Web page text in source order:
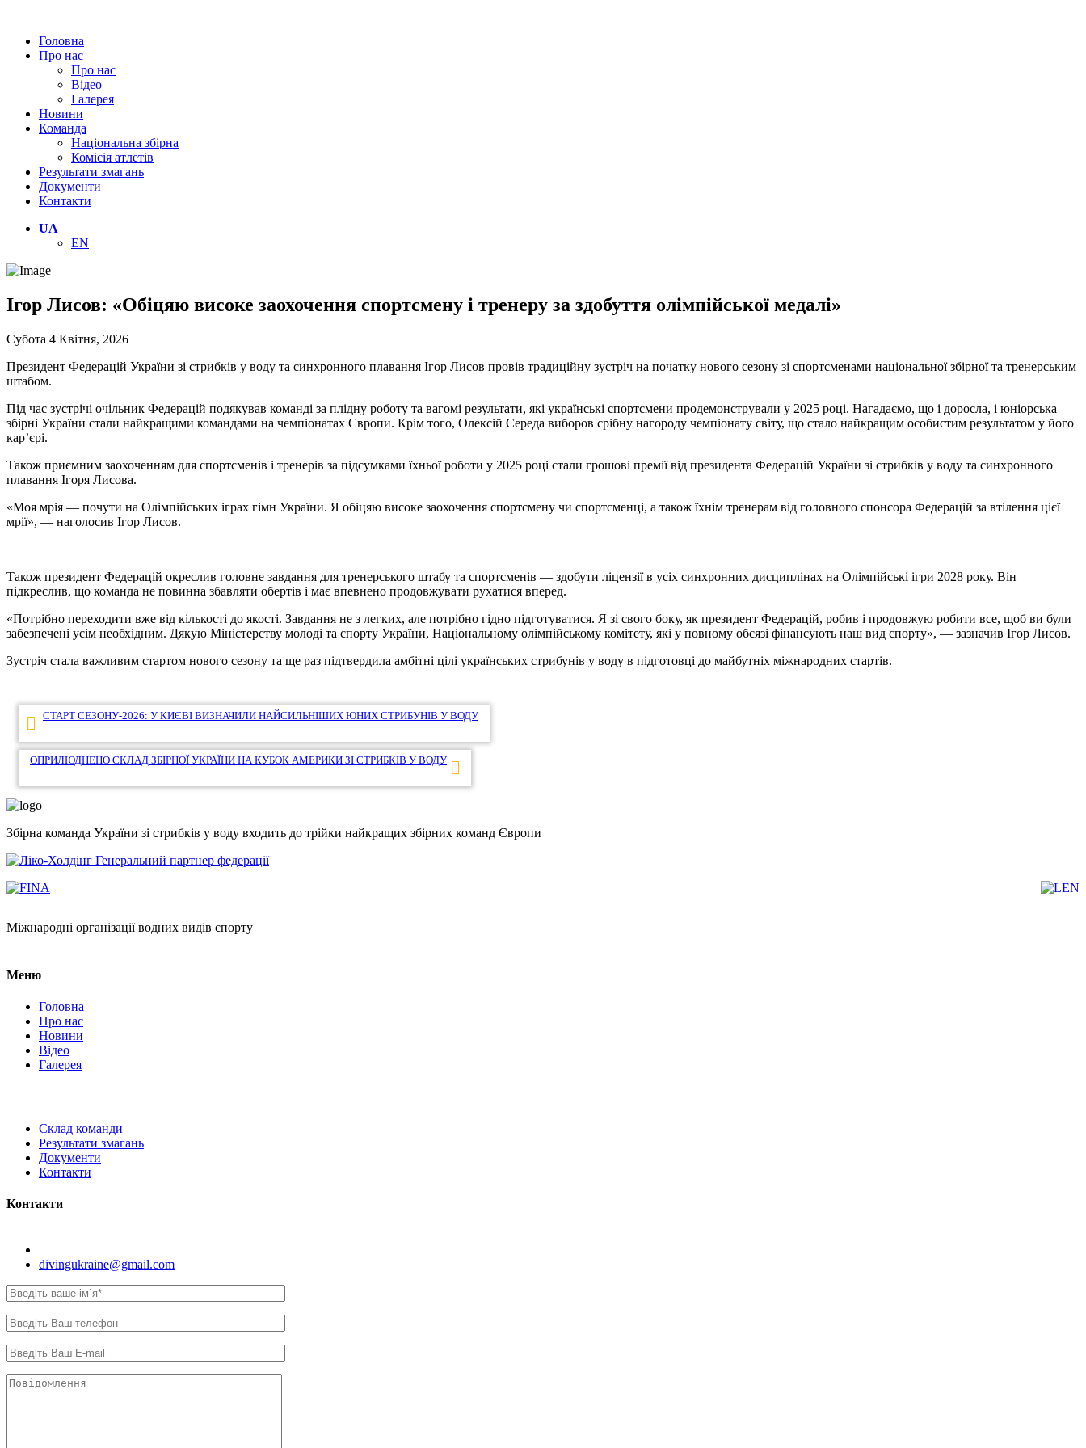
Головна
Про нас
Про нас
Відео
Галерея
Новини
Команда
Національна збірна
Комісія атлетів
Результати змагань
Документи
Контакти
UA
EN
Ігор Лисов: «Обіцяю високе заохочення спортсмену і тренеру за здобуття олімпійської медалі»
Субота 4 Квітня, 2026
Президент Федерацій України зі стрибків у воду та синхронного плавання Ігор Лисов провів традиційну зустріч на початку нового сезону зі спортсменами національної збірної та тренерським
штабом.
Під час зустрічі очільник Федерацій подякував команді за плідну роботу та вагомі результати, які українські спортсмени продемонстрували у 2025 році. Нагадаємо, що і доросла, і юніорська
збірні України стали найкращими командами на чемпіонатах Європи. Крім того, Олексій Середа виборов срібну нагороду чемпіонату світу, що стало найкращим особистим результатом у його
кар’єрі.
Також приємним заохоченням для спортсменів і тренерів за підсумками їхньої роботи у 2025 році стали грошові премії від президента Федерацій України зі стрибків у воду та синхронного
плавання Ігоря Лисова.
«Моя мрія — почути на Олімпійських іграх гімн України. Я обіцяю високе заохочення спортсмену чи спортсменці, а також їхнім тренерам від головного спонсора Федерацій за втілення цієї
мрії», — наголосив Ігор Лисов.
Також президент Федерацій окреслив головне завдання для тренерського штабу та спортсменів — здобути ліцензії в усіх синхронних дисциплінах на Олімпійські ігри 2028 року. Він
підкреслив, що команда не повинна збавляти обертів і має впевнено продовжувати рухатися вперед.
«Потрібно переходити вже від кількості до якості. Завдання не з легких, але потрібно гідно підготуватися. Я зі свого боку, як президент Федерацій, робив і продовжую робити все, щоб ви були
забезпечені усім необхідним. Дякую Міністерству молоді та спорту України, Національному олімпійському комітету, які у повному обсязі фінансують наш вид спорту», — зазначив Ігор Лисов.
Зустріч стала важливим стартом нового сезону та ще раз підтвердила амбітні цілі українських стрибунів у воду в підготовці до майбутніх міжнародних стартів.
Навігація
записів
СТАРТ СЕЗОНУ-2026: У КИЄВІ ВИЗНАЧИЛИ НАЙСИЛЬНІШИХ ЮНИХ СТРИБУНІВ У ВОДУ
ОПРИЛЮДНЕНО СКЛАД ЗБІРНОЇ УКРАЇНИ НА КУБОК АМЕРИКИ ЗІ СТРИБКІВ У ВОДУ
Збірна команда України зі стрибків у воду входить до трійки найкращих збірних команд Європи
Генеральний партнер федерації
Міжнародні організації водних видів спорту
Меню
Головна
Про нас
Новини
Відео
Галерея
Склад команди
Результати змагань
Документи
Контакти
Контакти
divingukraine@gmail.com